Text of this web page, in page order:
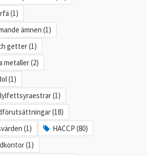
(1)
ämnen (1)
getter (1)
metaller (2)
(1)
(1)
(18)
(1)
HACCP (80)
(1)